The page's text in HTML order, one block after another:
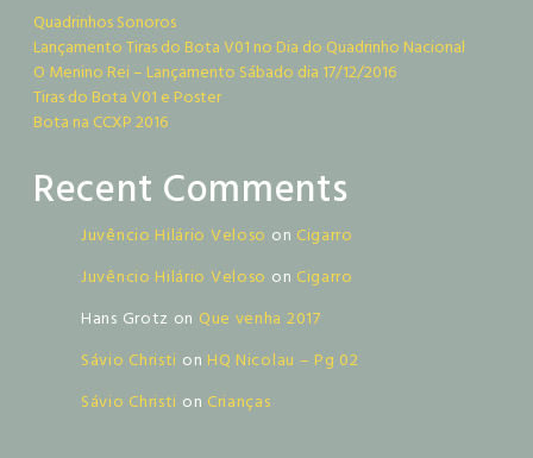
Quadrinhos Sonoros
Lançamento Tiras do Bota V01 no Dia do Quadrinho Nacional
O Menino Rei – Lançamento Sábado dia 17/12/2016
Tiras do Bota V01 e Poster
Bota na CCXP 2016
Recent Comments
Juvêncio Hilário Veloso on Cigarro
Juvêncio Hilário Veloso on Cigarro
Hans Grotz on Que venha 2017
Sávio Christi on HQ Nicolau – Pg 02
Sávio Christi on Crianças